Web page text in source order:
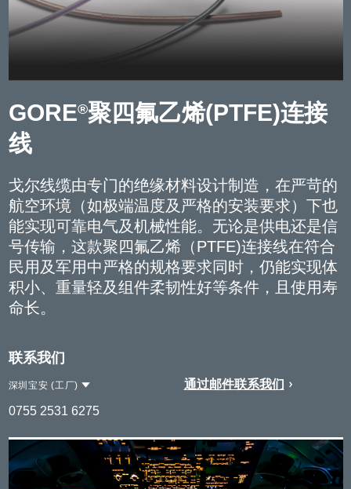
GORE®聚四氟乙烯(PTFE)连接
线
戈尔线缆由专门的绝缘材料设计制造，在严苛的
航空环境（如极端温度及严格的安装要求）下也
能实现可靠电气及机械性能。无论是供电还是信
号传输，这款聚四氟乙烯（PTFE)连接线在符合
民用及军用中严格的规格要求同时，仍能实现体
积小、重量轻及组件柔韧性好等条件，且使用寿
命长。
联系我们
深圳宝安 (工厂)
深
圳
宝
安
0755 2531 6275
通过邮件联系我们